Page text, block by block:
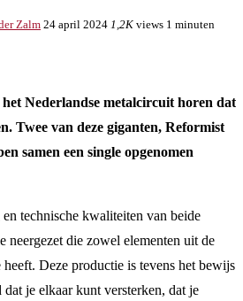
Zalm 24 april 2024 1,2K views 1 minuten
Nederlandse metalcircuit horen dat
Twee van deze giganten, Reformist
samen een single opgenomen
technische kwaliteiten van beide
neergezet die zowel elementen uit de
heeft. Deze productie is tevens het bewijs
je elkaar kunt versterken, dat je